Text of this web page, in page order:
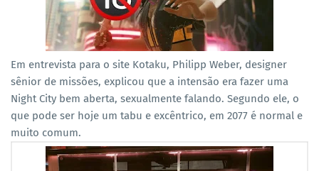
Em entrevista para o site Kotaku, Philipp Weber, designer
sênior de missões, explicou que a intensão era fazer uma
Night City bem aberta, sexualmente falando. Segundo ele, o
que pode ser hoje um tabu e excêntrico, em 2077 é normal e
muito comum.